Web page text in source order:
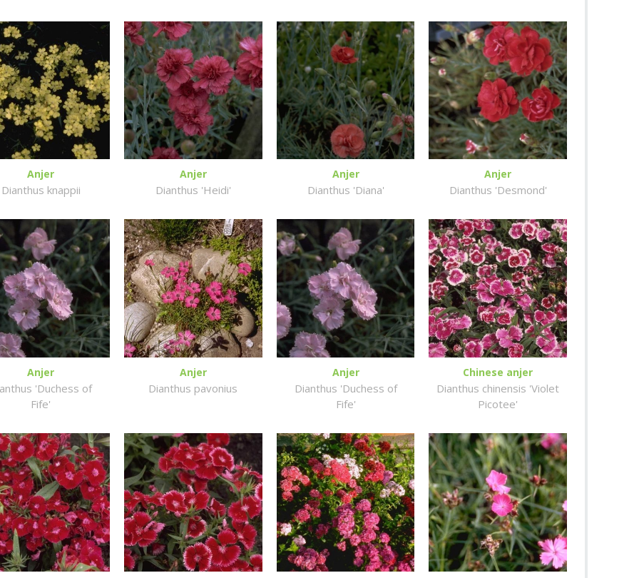
Anjer
Dianthus knappii
Anjer
Dianthus 'Heidi'
Anjer
Dianthus 'Diana'
Anjer
Dianthus 'Desmond'
Anjer
'Duchess of
Fife'
Anjer
Dianthus pavonius
Anjer
Dianthus 'Duchess of
Fife'
Chinese anjer
Dianthus chinensis 'Violet
Picotee'